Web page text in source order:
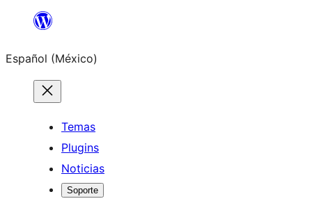
Saltar
contenido
Español (México)
Temas
Plugins
Noticias
Soporte